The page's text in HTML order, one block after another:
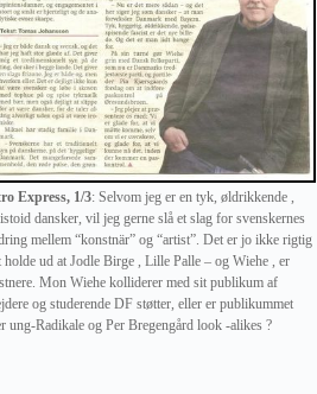
Express, 1/3: Selvom jeg er en tyk, øldrikkende ,
dansker, vil jeg gerne slå et slag for svenskernes
mellem “konstnär” og “artist”. Det er jo ikke rigtig
holde ud at Jodle Birge , Lille Palle – og Wiehe , er
Mon Wiehe kolliderer med sit publikum af
og studerende DF støtter, eller er publikummet
ung-Radikale og Per Bregengård look -alikes ?